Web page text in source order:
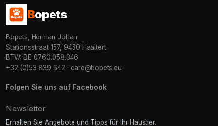
Bopets
Bopets, Herman Johan
Stationsstraat 157, 9450 Haaltert
BTW: BE 0760.058.346
+32 (0)53 839 642 · care@bopets.eu
Folgen Sie uns auf Facebook
Newsletter
Erhalten Sie Angebote und Tipps für Ihr Haustier.